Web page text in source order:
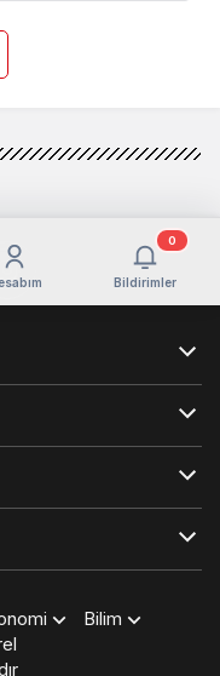
Bildirimler
0
Bilim